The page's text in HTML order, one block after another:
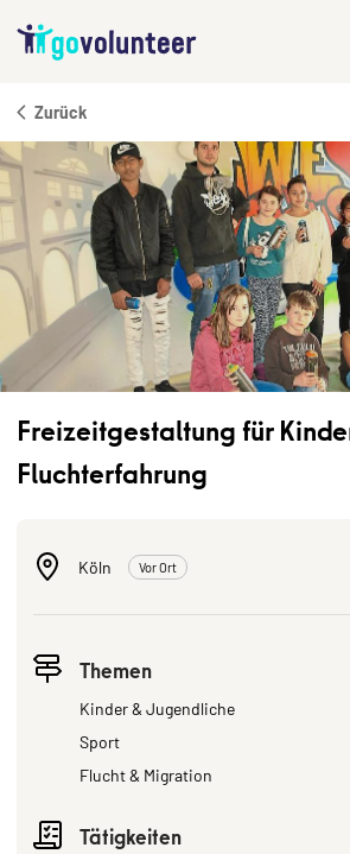
Zurück
Freizeitgestaltung für
Fluchterfahrung
Köln Vor Ort
Themen
Kinder & Jugendliche
Sport
Flucht & Migration
Tätigkeiten